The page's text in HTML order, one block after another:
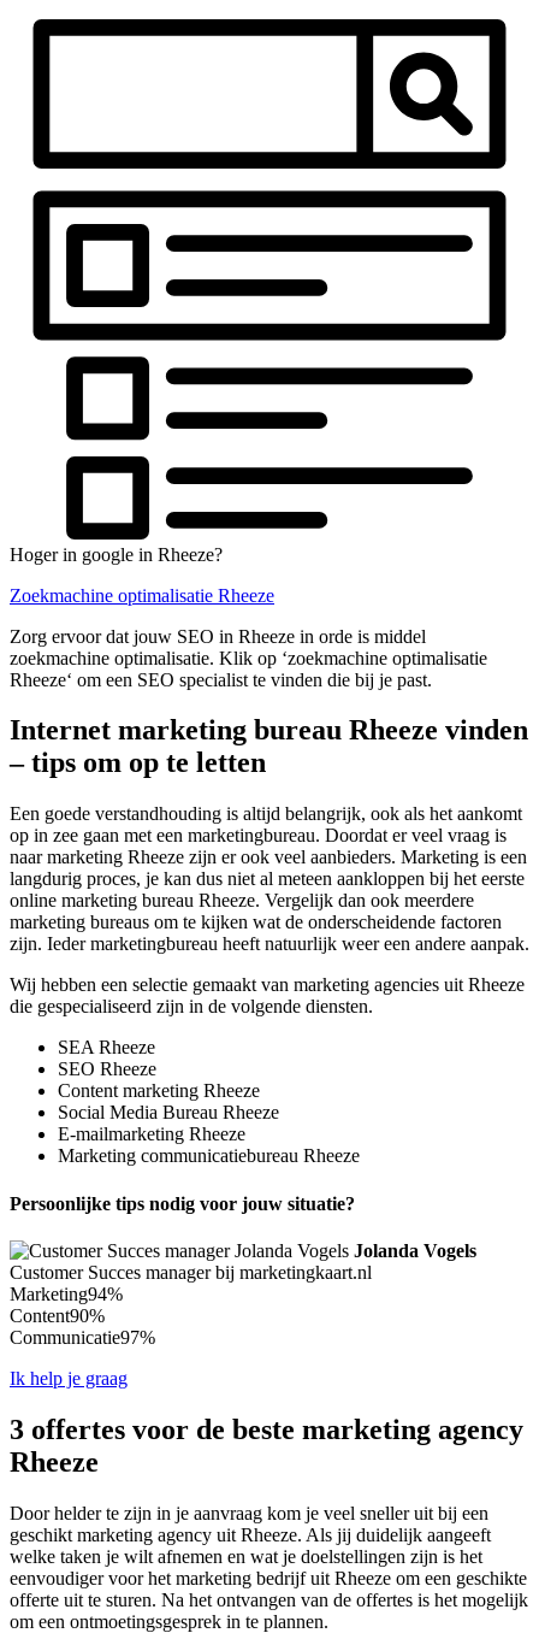
Hoger in google in Rheeze?
Zoekmachine optimalisatie Rheeze
Zorg ervoor dat jouw SEO in Rheeze in orde is middel
zoekmachine optimalisatie. Klik op ‘zoekmachine optimalisatie
Rheeze‘ om een SEO specialist te vinden die bij je past.
Internet marketing bureau Rheeze vinden
– tips om op te letten
Een goede verstandhouding is altijd belangrijk, ook als het aankomt
op in zee gaan met een marketingbureau. Doordat er veel vraag is
naar marketing Rheeze zijn er ook veel aanbieders. Marketing is een
langdurig proces, je kan dus niet al meteen aankloppen bij het eerste
online marketing bureau Rheeze. Vergelijk dan ook meerdere
marketing bureaus om te kijken wat de onderscheidende factoren
zijn. Ieder marketingbureau heeft natuurlijk weer een andere aanpak.
Wij hebben een selectie gemaakt van marketing agencies uit Rheeze
die gespecialiseerd zijn in de volgende diensten.
SEA Rheeze
SEO Rheeze
Content marketing Rheeze
Social Media Bureau Rheeze
E-mailmarketing Rheeze
Marketing communicatiebureau Rheeze
Persoonlijke tips nodig voor jouw situatie?
Jolanda Vogels
Customer Succes manager bij marketingkaart.nl
Marketing94%
Content90%
Communicatie97%
Ik help je graag
3 offertes voor de beste marketing agency
Rheeze
Door helder te zijn in je aanvraag kom je veel sneller uit bij een
geschikt marketing agency uit Rheeze. Als jij duidelijk aangeeft
welke taken je wilt afnemen en wat je doelstellingen zijn is het
eenvoudiger voor het marketing bedrijf uit Rheeze om een geschikte
offerte uit te sturen. Na het ontvangen van de offertes is het mogelijk
om een ontmoetingsgesprek in te plannen.